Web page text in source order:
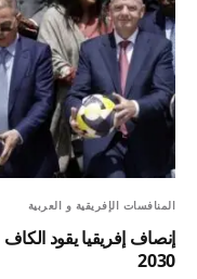
المنافسات الإفريقية و العربية
إنصاف إفريقيا يقود
2030